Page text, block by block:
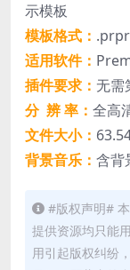
示模板
模板格式：
适用软件：
插件要求： 无需
分 辨 率： 全高
文件大小：
背景音乐： 含背
#版权声明#
提供资源均只能
用引起版权纠纷